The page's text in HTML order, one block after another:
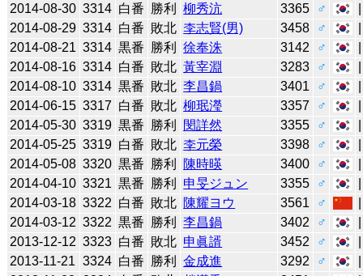
2014-08-30 3314 白番 勝利 柳秀沆 3365 ♂
2014-08-29 3314 白番 敗北 李志賢(男) 3458 ♂
2014-08-21 3314 黒番 勝利 徐奉洙 3142 ♂
2014-08-16 3314 白番 敗北 黃宰淵 3283 ♂
2014-08-10 3314 黒番 敗北 李昌鍋 3401 ♂
2014-06-15 3317 白番 敗北 柳珉瀅 3357 ♂
2014-05-30 3319 黒番 勝利 閔詳然 3355 ♂
2014-05-25 3319 白番 敗北 李元榮 3398 ♂
2014-05-08 3320 黒番 勝利 陳時暎 3400 ♂
2014-04-10 3321 黒番 勝利 申旻ジュン 3355 ♂
2014-03-18 3322 白番 敗北 陳耀ヨウ 3561 ♂
2014-03-12 3322 黒番 勝利 李昌鍋 3402 ♂
2013-12-12 3323 白番 敗北 申眞諝 3452 ♂
2013-11-21 3324 白番 勝利 金成進 3292 ♂